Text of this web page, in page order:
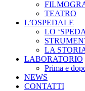
TEATRO
L’OSPEDALE
LO
LA
LABORATORIO
Prima e
NEWS
CONTATTI